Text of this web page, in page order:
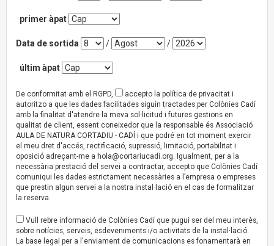
primer àpat
Data de sortida / /
últim àpat
De conformitat amb el RGPD,
accepto la política de privacitat i
autoritzo a que les dades facilitades siguin tractades per Colònies Cadí
amb la finalitat d'atendre la meva sol·licitud i futures gestions en
qualitat de client, essent coneixedor que la responsable és Associació
AULA DE NATURA CORTADIU - CADÍ i que podré en tot moment exercir
el meu dret d'accés, rectificació, supressió, limitació, portabilitat i
oposició adreçant-me a hola@cortariucadi.org. Igualment, per a la
necessària prestació del servei a contractar, accepto que Colònies Cadí
comuniqui les dades estrictament necessàries a l’empresa o empreses
que prestin algun servei a la nostra instal·lació en el cas de formalitzar
la reserva.
Vull rebre informació de Colònies Cadí que pugui ser del meu interès,
sobre notícies, serveis, esdeveniments i/o activitats de la instal·lació.
La base legal per a l'enviament de comunicacions es fonamentarà en